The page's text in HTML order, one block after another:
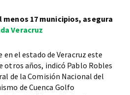
menos 17 municipios, asegura
Veracruz
en el estado de Veracruz este
otros años, indicó Pablo Robles
de la Comisión Nacional del
de Cuenca Golfo